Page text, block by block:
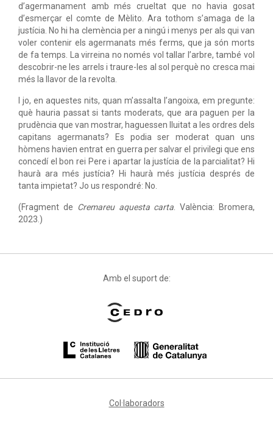
d’agermanament amb més crueltat que no havia gosat
d’esmerçar el comte de Mèlito. Ara tothom s’amaga de la
justícia. No hi ha clemència per a ningú i menys per als qui van
voler contenir els agermanats més ferms, que ja són morts
de fa temps. La virreina no només vol tallar l’arbre, també vol
descobrir-ne les arrels i traure-les al sol perquè no cresca mai
més la llavor de la revolta.
I jo, en aquestes nits, quan m’assalta l’angoixa, em pregunte:
què hauria passat si tants moderats, que ara paguen per la
prudència que van mostrar, haguessen lluitat a les ordres dels
capitans agermanats? Es podia ser moderat quan uns
hòmens havien entrat en guerra per salvar el privilegi que ens
concedí el bon rei Pere i apartar la justícia de la parcialitat? Hi
haurà ara més justícia? Hi haurà més justícia després de
tanta impietat? Jo us respondré: No.
(Fragment de Cremareu aquesta carta . València: Bromera,
2023.)
Amb el suport de:
Col·laboradors